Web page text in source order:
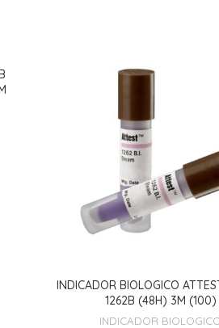
INDICADOR BIOLOGICO
1262B (48H) 3M (100)
INDICADOR